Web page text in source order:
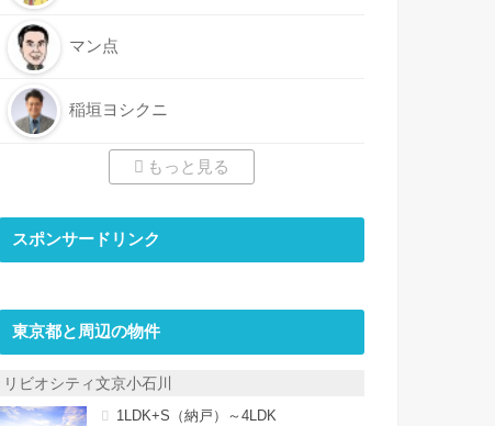
マン点
稲垣ヨシクニ
もっと見る
スポンサードリンク
東京都と周辺の物件
リビオシティ文京小石川
1LDK+S（納戸）～4LDK